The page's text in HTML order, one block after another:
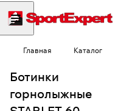
Главная Каталог
Ботинки
горнолыжные